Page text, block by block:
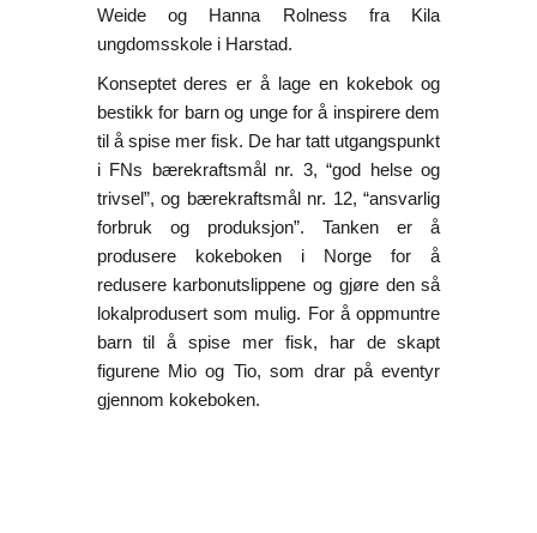
Weide og Hanna Rolness fra Kila
ungdomsskole i Harstad.
Konseptet deres er å lage en kokebok og
bestikk for barn og unge for å inspirere dem
til å spise mer fisk. De har tatt utgangspunkt
i FNs bærekraftsmål nr. 3, “god helse og
trivsel”, og bærekraftsmål nr. 12, “ansvarlig
forbruk og produksjon”. Tanken er å
produsere kokeboken i Norge for å
redusere karbonutslippene og gjøre den så
lokalprodusert som mulig. For å oppmuntre
barn til å spise mer fisk, har de skapt
figurene Mio og Tio, som drar på eventyr
gjennom kokeboken.